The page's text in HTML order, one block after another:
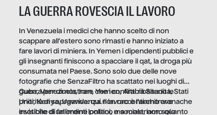
LA GUERRA ROVESCIA IL LAVORO
In Venezuela i medici che hanno scelto di non
scappare all’estero sono rimasti e hanno iniziato a
fare lavori di miniera. In Yemen i dipendenti pubblici e
gli insegnanti finiscono a spacciare il qat, la droga più
consumata nel Paese. Sono solo due delle nove
fotografie che SenzaFiltro ha scattato nei luoghi di
guerra per dimostrare che i conflitti ribaltano le
priorità di sopravvivenza. Il lavoro è l’architrave
invisibile di un ordine politico e sociale, non solo
Cuba, Venezuela, Iran, Yemen, Arabia Saudita, Stati
Uniti, Kenya, Uganda: qui non raccontiamo cronache
esotiche di fallimenti lontani, ma mostriamo quanto